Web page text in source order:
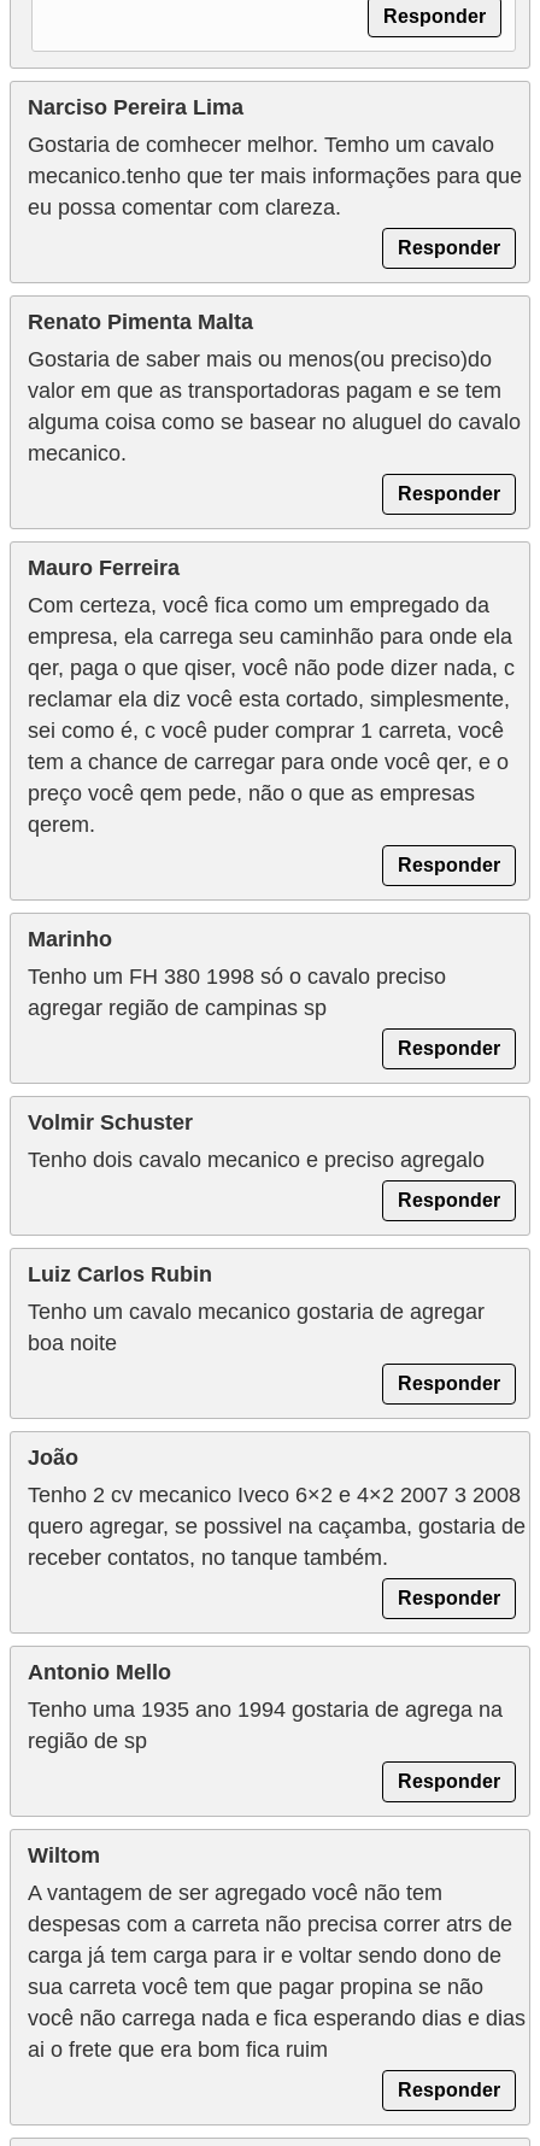
Responder
Narciso Pereira Lima
Gostaria de comhecer melhor. Temho um cavalo
mecanico.tenho que ter mais informações para que
eu possa comentar com clareza.
Responder
Renato Pimenta Malta
Gostaria de saber mais ou menos(ou preciso)do
valor em que as transportadoras pagam e se tem
alguma coisa como se basear no aluguel do cavalo
mecanico.
Responder
Mauro Ferreira
Com certeza, você fica como um empregado da
empresa, ela carrega seu caminhão para onde ela
qer, paga o que qiser, você não pode dizer nada, c
reclamar ela diz você esta cortado, simplesmente,
sei como é, c você puder comprar 1 carreta, você
tem a chance de carregar para onde você qer, e o
preço você qem pede, não o que as empresas
qerem.
Responder
Marinho
Tenho um FH 380 1998 só o cavalo preciso
agregar região de campinas sp
Responder
Volmir Schuster
Tenho dois cavalo mecanico e preciso agregalo
Responder
Luiz Carlos Rubin
Tenho um cavalo mecanico gostaria de agregar
boa noite
Responder
João
Tenho 2 cv mecanico Iveco 6×2 e 4×2 2007 3 2008
quero agregar, se possivel na caçamba, gostaria de
receber contatos, no tanque também.
Responder
Antonio Mello
Tenho uma 1935 ano 1994 gostaria de agrega na
região de sp
Responder
Wiltom
A vantagem de ser agregado você não tem
despesas com a carreta não precisa correr atrs de
carga já tem carga para ir e voltar sendo dono de
sua carreta você tem que pagar propina se não
você não carrega nada e fica esperando dias e dias
ai o frete que era bom fica ruim
Responder